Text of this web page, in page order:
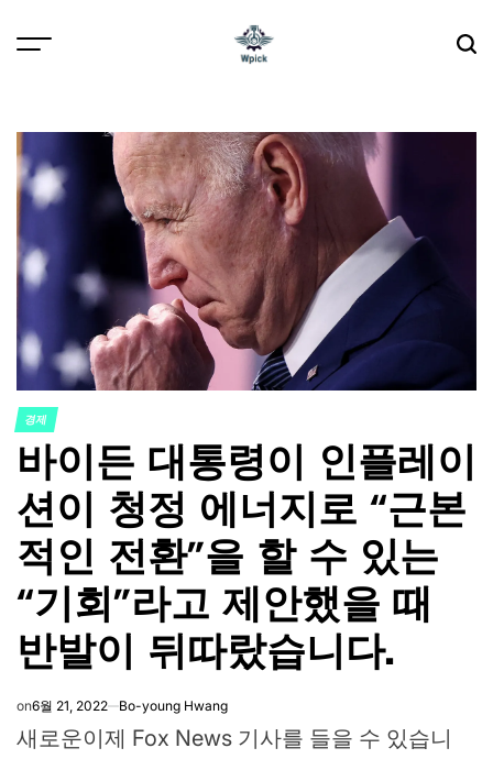
POSTED
IN
경제
바이든 대통령이 인플레이
션이 청정 에너지로 “근본
적인 전환”을 할 수 있는
“기회”라고 제안했을 때
반발이 뒤따랐습니다.
on6월 21, 2022 Bo-young Hwang
새로운이제 Fox News 기사를 들을 수 있습니